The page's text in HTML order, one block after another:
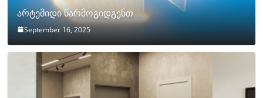
არტემიდი წარმოგიდგენთ
September 16, 2025